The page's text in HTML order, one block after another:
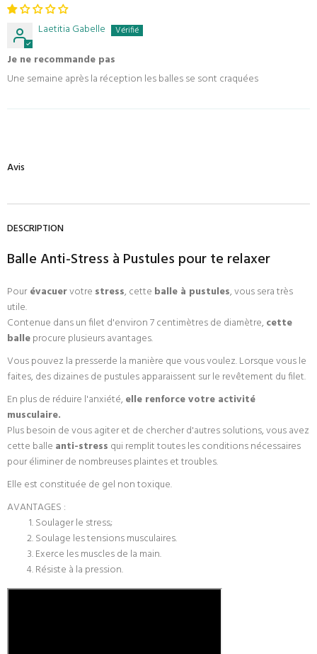
Laetitia Gabelle
Je ne recommande pas
Une semaine après la réception les balles se sont craquées
Avis
DESCRIPTION
Balle Anti-Stress à Pustules pour te relaxer
Pourévacuervotre stress, cette balle à pustules, vous sera très
utile.
Contenue dans un filet d'environ 7 centimètres de diamètre, cette
balleprocure plusieurs avantages.
Vous pouvez la presserde la manière que vous voulez. Lorsque vous le
faites, des dizaines de pustules apparaissent sur le revêtement du filet.
En plus de réduire l'anxiété, elle renforce votre activité
musculaire.
Plus besoin de vous agiter et de chercher d'autres solutions, vous avez
cette balle anti-stress qui remplit toutes les conditions nécessaires
pour éliminer de nombreuses plaintes et troubles.
Elle est constituée de gel non toxique.
AVANTAGES :
Soulager le stress;
Soulage les tensions musculaires.
Exerce les muscles de la main.
Résiste à la pression.